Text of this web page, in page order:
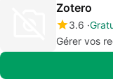
Zotero
3.6
Gérer vos